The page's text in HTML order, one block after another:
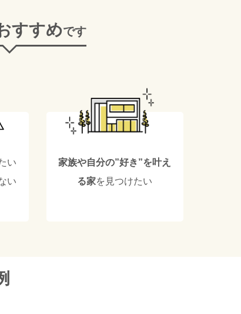
すすめです
い
い
家族や自分の”好き”を叶え
る家を見つけたい